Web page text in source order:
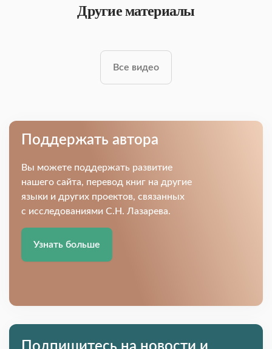
Другие материалы
Все видео
Поддержать автора
Вы можете поддержать развитие
нашего сайта, перевод книг на другие
языки и других проектов, связанных
с исследованиями С.Н. Лазарева.
Узнать больше